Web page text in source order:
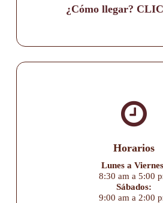
¿Cómo llegar?
Horarios
Lunes a
8:30 am a 5:00
Sábados:
9:00 am a 2:00